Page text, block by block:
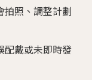
照、調整計劃
配戴或未即時發